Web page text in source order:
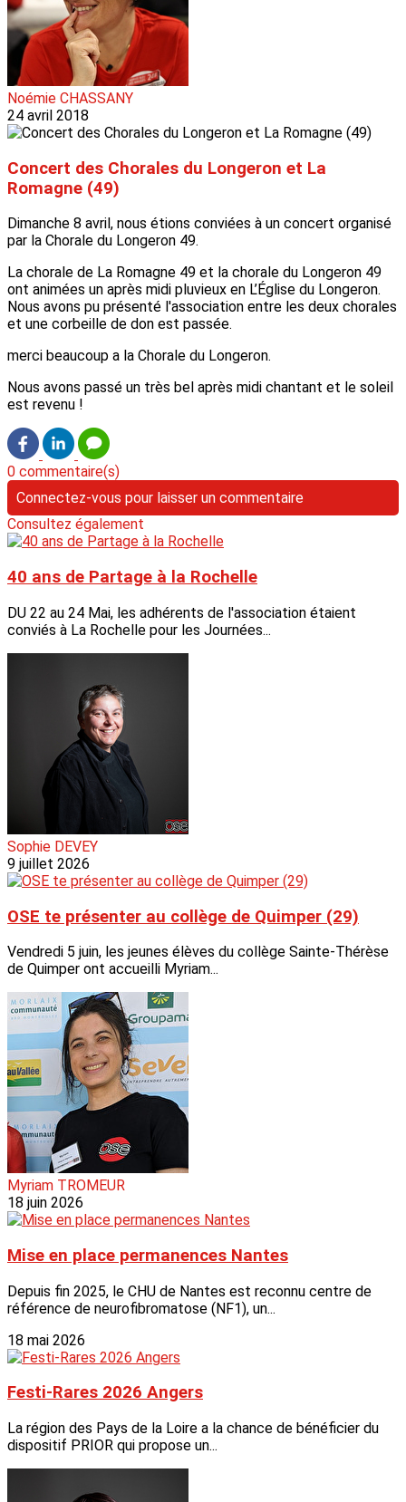
Noémie CHASSANY
24 avril 2018
Concert des Chorales du Longeron et La
Romagne (49)
Dimanche 8 avril, nous étions conviées à un concert organisé
par la Chorale du Longeron 49.
La chorale de La Romagne 49 et la chorale du Longeron 49
ont animées un après midi pluvieux en L’Église du Longeron.
Nous avons pu présenté l'association entre les deux chorales
et une corbeille de don est passée.
merci beaucoup a la Chorale du Longeron.
Nous avons passé un très bel après midi chantant et le soleil
est revenu !
0 commentaire(s)
Connectez-vous pour laisser un commentaire
Consultez également
40 ans de Partage à la Rochelle
DU 22 au 24 Mai, les adhérents de l'association étaient
conviés à La Rochelle pour les Journées...
Sophie DEVEY
9 juillet 2026
OSE te présenter au collège de Quimper (29)
Vendredi 5 juin, les jeunes élèves du collège Sainte-Thérèse
de Quimper ont accueilli Myriam...
Myriam TROMEUR
18 juin 2026
Mise en place permanences Nantes
Depuis fin 2025, le CHU de Nantes est reconnu centre de
référence de neurofibromatose (NF1), un...
18 mai 2026
Festi-Rares 2026 Angers
La région des Pays de la Loire a la chance de bénéficier du
dispositif PRIOR qui propose un...